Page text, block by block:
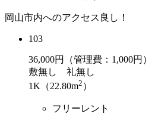
岡山市内へのアクセス良し！
103
36,000円（管理費：1,000円）
敷無し 礼無し
1K（22.80m2 ）
フリーレント